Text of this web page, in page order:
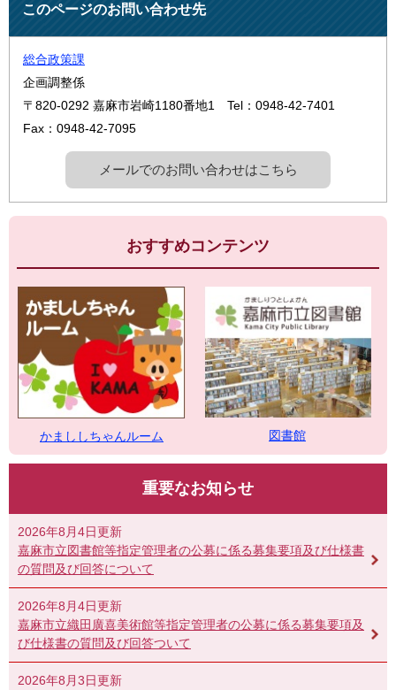
このページのお問い合わせ先
総合政策課
企画調整係
〒820-0292 嘉麻市岩崎1180番地1
Tel：0948-42-7401
Fax：0948-42-7095
メールでのお問い合わせはこちら
おすすめコンテンツ
かまししちゃんルーム 図書館
重要なお知らせ
2026年8月4日更新
嘉麻市立図書館等指定管理者の公募に係る募集要項及び仕様書
の質問及び回答について
2026年8月4日更新
嘉麻市立織田廣喜美術館等指定管理者の公募に係る募集要項及
び仕様書の質問及び回答ついて
2026年8月3日更新